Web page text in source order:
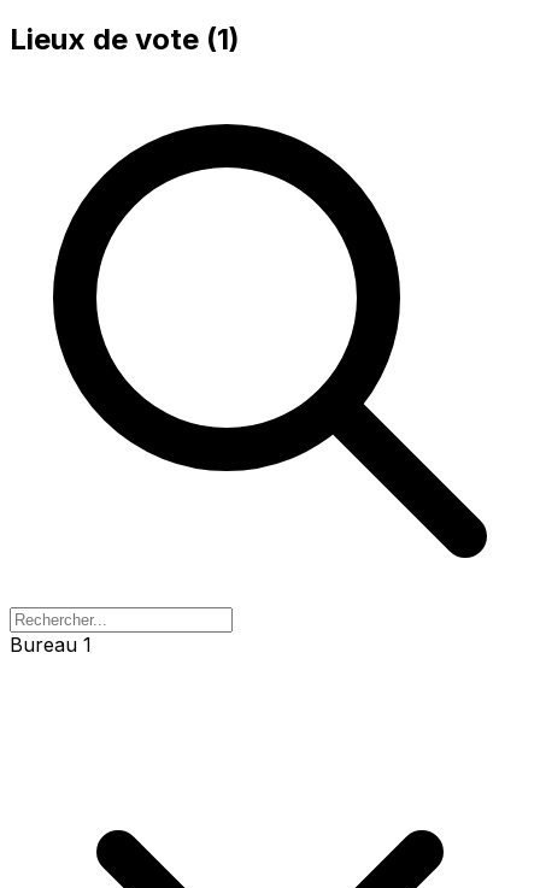
Lieux de vote (1)
Bureau 1